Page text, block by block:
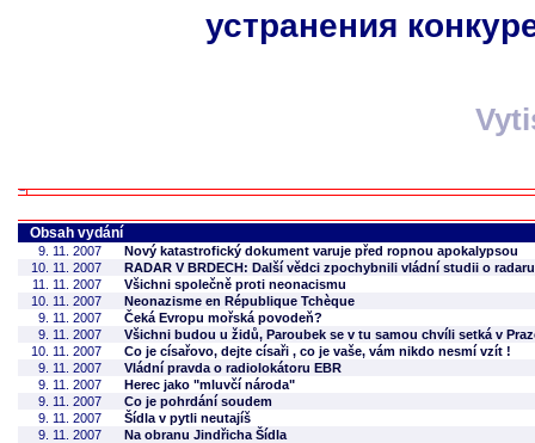
устранения
Obsah vydání
9. 11. 2007
Nový katastrofický dokument varuje před ropnou apokalypsou
10. 11. 2007
RADAR V BRDECH: Další vědci zpochybnili vládní studii o
11. 11. 2007
Všichni společně proti neonacismu
10. 11. 2007
Neonazisme en République Tchèque
9. 11. 2007
Čeká Evropu mořská povodeň?
9. 11. 2007
Všichni budou u židů, Paroubek se v tu samou chvíli setká v
10. 11. 2007
Co je císařovo, dejte císaři , co je vaše, vám nikdo nesmí vzít !
9. 11. 2007
Vládní pravda o radiolokátoru EBR
9. 11. 2007
Herec jako "mluvčí národa"
9. 11. 2007
Co je pohrdání soudem
9. 11. 2007
Šídla v pytli neutajíš
9. 11. 2007
Na obranu Jindřicha Šídla